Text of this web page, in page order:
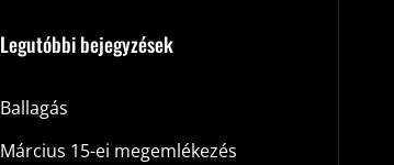
Legutóbbi bejegyzések
Ballagás
Március 15-ei megemlékezés